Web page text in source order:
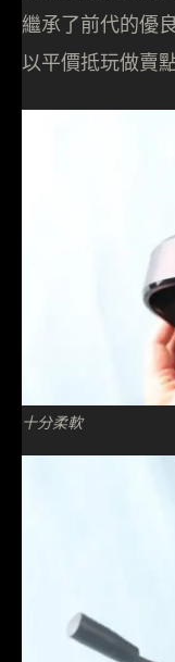
繼承了前代的優
以平價抵玩做賣
十分柔軟